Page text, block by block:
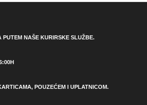
PUTEM NAŠE KURIRSKE SLUŽBE.
POUZEĆEM I UPLATNICOM.